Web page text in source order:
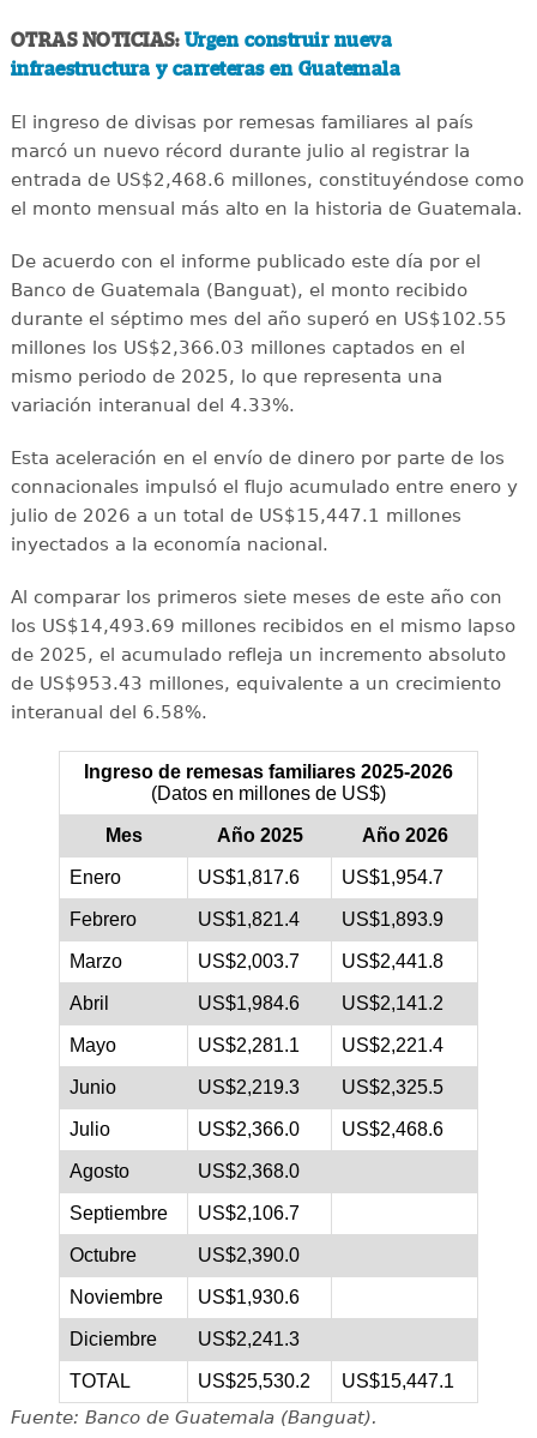
OTRAS NOTICIAS: Urgen construir nueva
infraestructura y carreteras en Guatemala
El ingreso de divisas por remesas familiares al país
marcó un nuevo récord durante julio al registrar la
entrada de US$2,468.6 millones, constituyéndose como
el monto mensual más alto en la historia de Guatemala.
De acuerdo con el informe publicado este día por el
Banco de Guatemala (Banguat), el monto recibido
durante el séptimo mes del año superó en US$102.55
millones los US$2,366.03 millones captados en el
mismo periodo de 2025, lo que representa una
variación interanual del 4.33%.
Esta aceleración en el envío de dinero por parte de los
connacionales impulsó el flujo acumulado entre enero y
julio de 2026 a un total de US$15,447.1 millones
inyectados a la economía nacional.
Al comparar los primeros siete meses de este año con
los US$14,493.69 millones recibidos en el mismo lapso
de 2025, el acumulado refleja un incremento absoluto
de US$953.43 millones, equivalente a un crecimiento
interanual del 6.58%.
Ingreso de remesas familiares 2025-2026
(Datos en millones de US$)
Mes Año 2025 Año 2026
Enero US$1,817.6 US$1,954.7
Febrero US$1,821.4 US$1,893.9
Marzo US$2,003.7 US$2,441.8
Abril US$1,984.6 US$2,141.2
Mayo US$2,281.1 US$2,221.4
Junio US$2,219.3 US$2,325.5
Julio US$2,366.0 US$2,468.6
Agosto US$2,368.0
Septiembre US$2,106.7
Octubre US$2,390.0
Noviembre US$1,930.6
Diciembre US$2,241.3
TOTAL US$25,530.2 US$15,447.1
Fuente: Banco de Guatemala (Banguat).